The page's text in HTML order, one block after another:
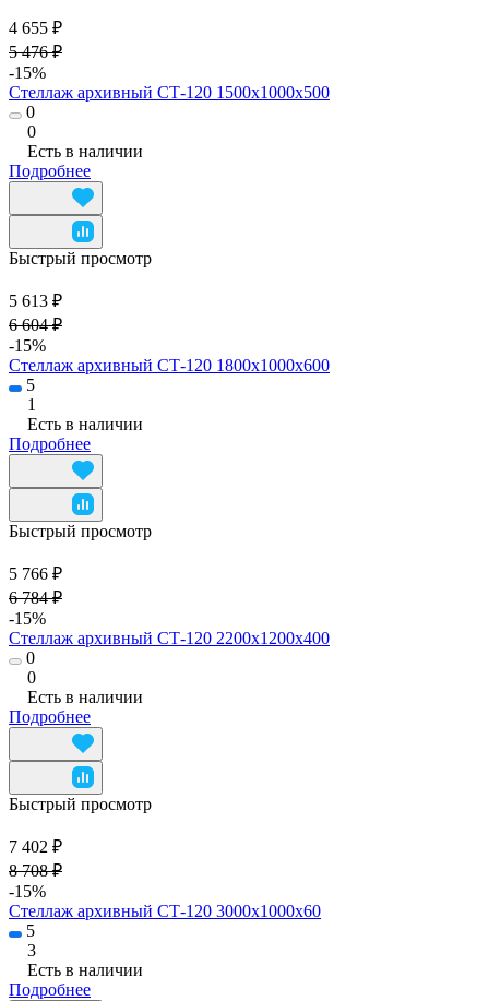
4 655 ₽
5 476 ₽
-15%
Стеллаж архивный СТ-120 1500х1000х500
0
0
Есть в наличии
Подробнее
Быстрый просмотр
5 613 ₽
6 604 ₽
-15%
Стеллаж архивный СТ-120 1800х1000х600
5
1
Есть в наличии
Подробнее
Быстрый просмотр
5 766 ₽
6 784 ₽
-15%
Стеллаж архивный СТ-120 2200х1200х400
0
0
Есть в наличии
Подробнее
Быстрый просмотр
7 402 ₽
8 708 ₽
-15%
Стеллаж архивный СТ-120 3000x1000x60
5
3
Есть в наличии
Подробнее